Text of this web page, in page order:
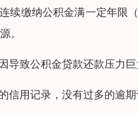
续缴纳公积金满一定年限
。
导致公积金贷款还款压力巨
信用记录，没有过多的逾期